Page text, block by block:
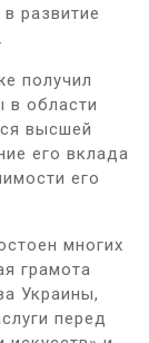
развитие
получил
в области
высшей
его вклада
его
многих
грамота
Украины,
перед